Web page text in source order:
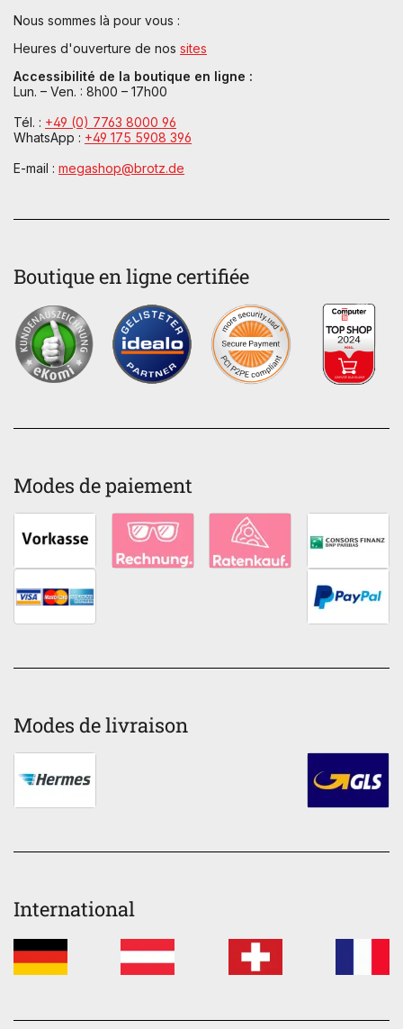
Nous sommes là pour vous :
Heures d'ouverture de nos sites
Accessibilité de la boutique en ligne :
Lun. – Ven. : 8h00 – 17h00
Tél. : +49 (0) 7763 8000 96
WhatsApp : +49 175 5908 396
E-mail : megashop@brotz.de
Boutique en ligne certifiée
Modes de paiement
Modes de livraison
International